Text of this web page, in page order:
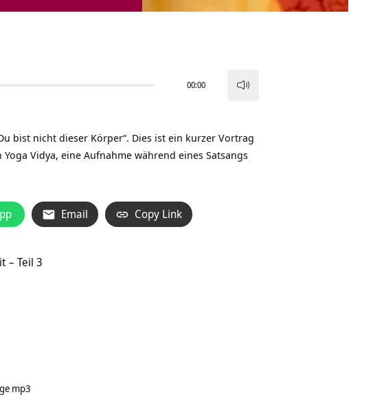
00:00
bist nicht dieser Körper“. Dies ist ein kurzer Vortrag
Yoga Vidya, eine Aufnahme während eines Satsangs
Email Copy Link
– Teil 3
mp3